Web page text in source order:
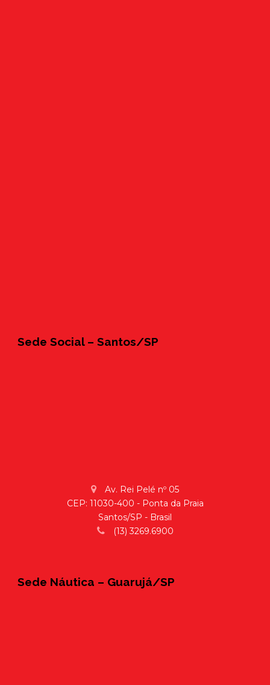
Sede Social – Santos/SP
Av. Rei Pelé nº 05
CEP: 11030-400 - Ponta da Praia
Santos/SP - Brasil
(13) 3269.6900
Sede Náutica – Guarujá/SP